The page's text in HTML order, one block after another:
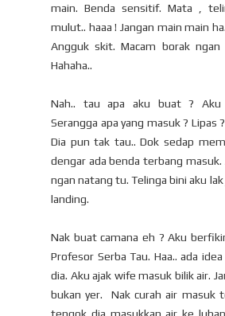
main. Benda sensitif. Mata ,
mulut.. haaa ! Jangan main main
Angguk skit. Macam borak
Hahaha..
Nah.. tau apa aku buat ? Aku
Serangga apa yang masuk ? Lipas
Dia pun tak tau.. Dok sedap
dengar ada benda terbang masuk.
ngan natang tu. Telinga bini aku lak
landing.
Nak buat camana eh ? Aku
Profesor Serba Tau. Haa.. ada
dia. Aku ajak wife masuk bilik air.
bukan yer. Nak curah air masuk
tengok dia masukkan air ke